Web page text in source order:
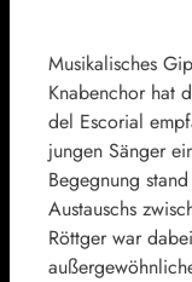
Musikalisches
Knabenchor hat
del Escorial
jungen Sänger
Begegnung
Austauschs
Röttger war